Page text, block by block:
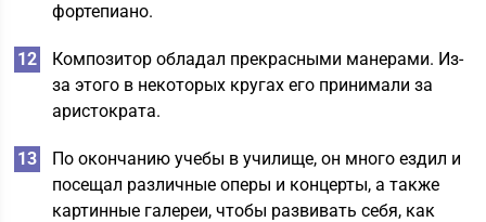
фортепиано.
Композитор обладал прекрасными манерами. Из-
за этого в некоторых кругах его принимали за
аристократа.
По окончанию учебы в училище, он много ездил и
посещал различные оперы и концерты, а также
картинные галереи, чтобы развивать себя, как